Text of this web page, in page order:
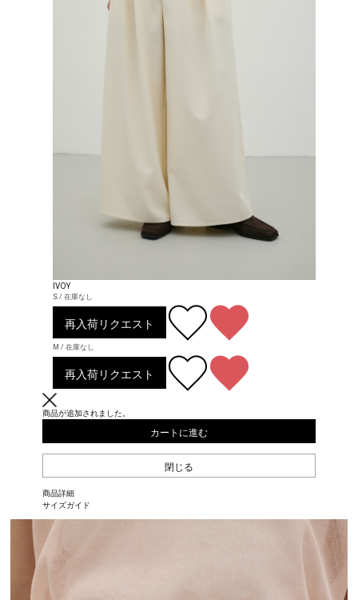
IVOY
S / 在庫なし
再入荷リクエスト
M / 在庫なし
再入荷リクエスト
商品が追加されました。
カートに進む
閉じる
商品詳細
サイズガイド